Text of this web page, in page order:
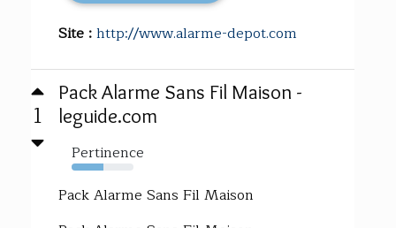
Site :http://www.alarme-depot.com
1
Pack Alarme Sans Fil Maison -
leguide.com
Pertinence
52%
Pack Alarme Sans Fil Maison